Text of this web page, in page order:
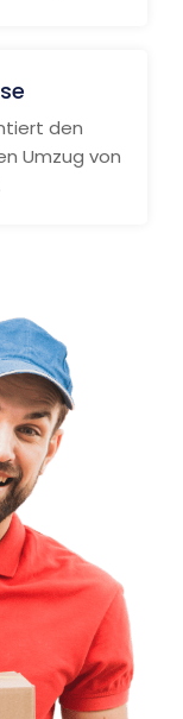
den
Umzug von